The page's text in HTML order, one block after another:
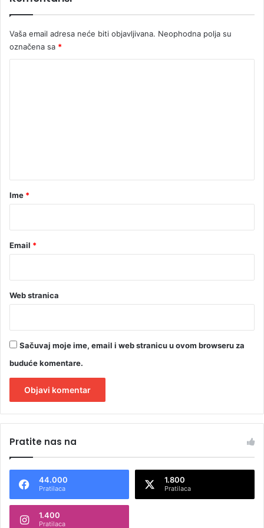
Vaša email adresa neće biti objavljivana. Neophodna polja su
označena sa *
rIme *
Email *
Web stranica
Sačuvaj moje ime, email i web stranicu u ovom browseru za
buduće komentare.
t
n
Pratite nas na
44.000
Pratilaca
1.800
Pratilaca
1.400
Pratilaca